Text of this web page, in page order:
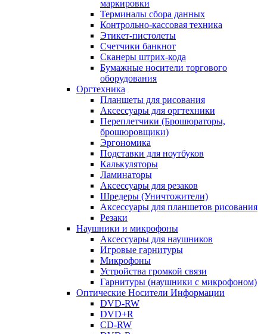
маркировки
Терминалы сбора данных
Контрольно-кассовая техника
Этикет-пистолеты
Счетчики банкнот
Сканеры штрих-кода
Бумажные носители торгового
оборудования
Оргтехника
Планшеты для рисования
Аксессуары для оргтехники
Переплетчики (Брошюраторы,
брошюровщики)
Эргономика
Подставки для ноутбуков
Калькуляторы
Ламинаторы
Аксессуары для резаков
Шредеры (Уничтожители)
Аксессуары для планшетов рисования
Резаки
Наушники и микрофоны
Аксессуары для наушников
Игровые гарнитуры
Микрофоны
Устройства громкой связи
Гарнитуры (наушники с микрофоном)
Оптические Носители Информации
DVD-RW
DVD+R
CD-RW